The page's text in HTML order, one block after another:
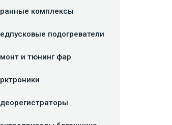
комплексы
подогреватели
и тюнинг фар